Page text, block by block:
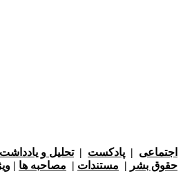
|پادکست|تحلیل و یادداشت|
بشر| مستندات|مصاحبه ها|ویژه